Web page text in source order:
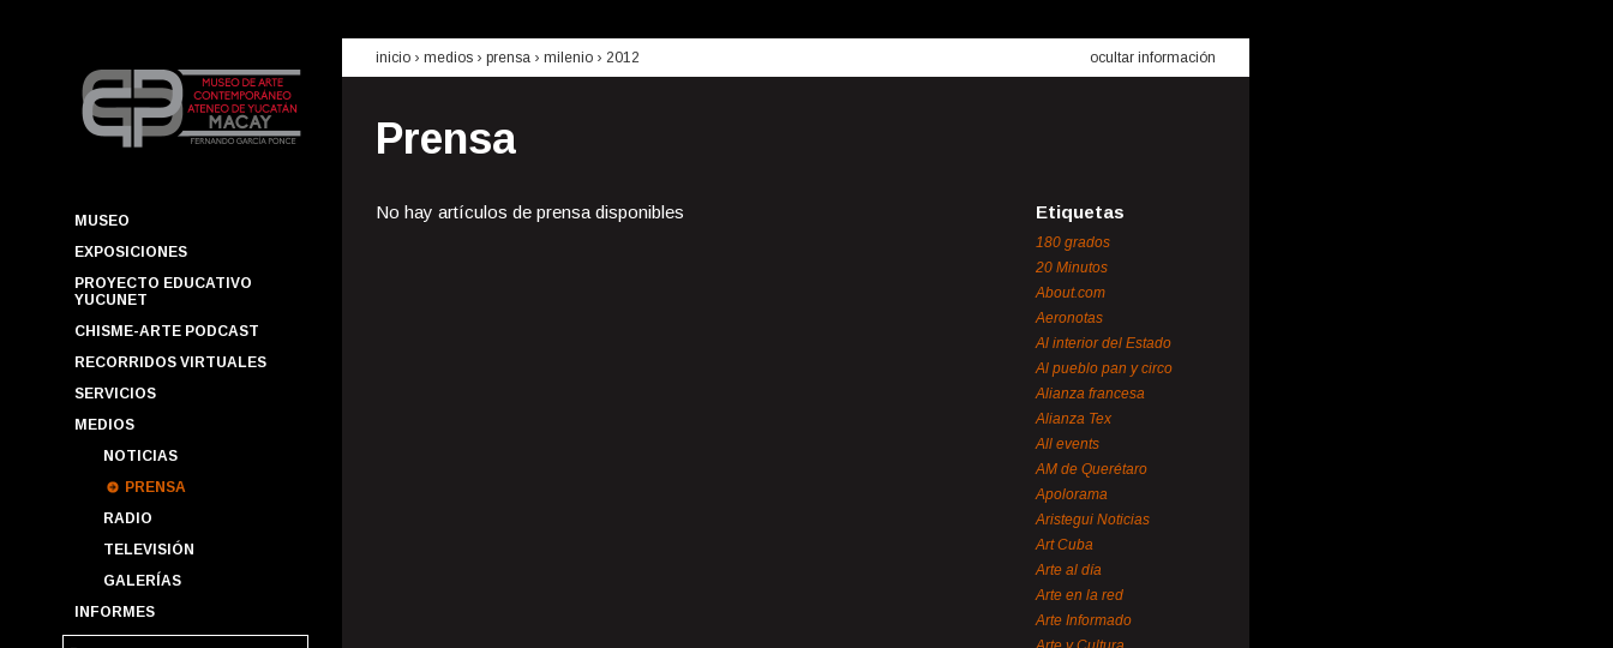
MUSEO
EXPOSICIONES
PROYECTO EDUCATIVO
YUCUNET
CHISME-ARTE PODCAST
RECORRIDOS VIRTUALES
SERVICIOS
MEDIOS
NOTICIAS
PRENSA
RADIO
TELEVISIÓN
GALERÍAS
INFORMES
inicio › medios › prensa › milenio › 2012 ocultar información
Prensa
No hay artículos de prensa disponibles Etiquetas
180 grados
20 Minutos
About.com
Aeronotas
Al interior del Estado
Al pueblo pan y circo
Alianza francesa
Alianza Tex
All events
AM de Querétaro
Apolorama
Aristegui Noticias
Art Cuba
Arte al día
Arte en la red
Arte Informado